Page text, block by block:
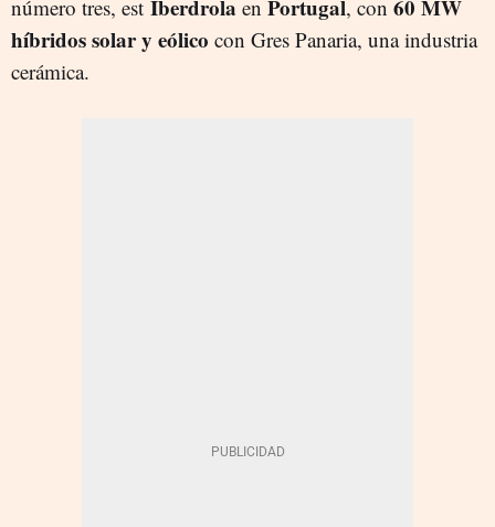
número tres, est Iberdrola en Portugal, con 60 MW
híbridos solar y eólico con Gres Panaria, una industria
cerámica.